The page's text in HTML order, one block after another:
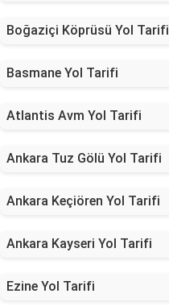
Boğaziçi Köprüsü Yol Tarifi
Basmane Yol Tarifi
Atlantis Avm Yol Tarifi
Ankara Tuz Gölü Yol Tarifi
Ankara Keçiören Yol Tarifi
Ankara Kayseri Yol Tarifi
Ezine Yol Tarifi